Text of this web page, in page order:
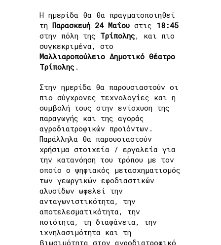
Η ημερίδα θα θα πραγματοποιηθεί
τη Παρασκευή 24 Μαΐου στις 18:45
στην πόλη της Τρίπολης, και πιο
συγκεκριμένα, στο
Μαλλιαροπούλειο Δημοτικό Θέατρο
Τρίπολης .
Στην ημερίδα θα παρουσιαστούν οι
πιο σύγχρονες τεχνολογίες και η
συμβολή τους στην ενίσχυση της
παραγωγής και της αγοράς
αγροδιατροφικών προϊόντων.
Παράλληλα θα παρουσιαστούν
χρήσιμα στοιχεία / εργαλεία για
την κατανόηση του τρόπου με τον
οποίο ο ψηφιακός μετασχηματισμός
των γεωργικών εφοδιαστικών
αλυσίδων ωφελεί την
ανταγωνιστικότητα, την
αποτελεσματικότητα, την
ποιότητα, τη διαφάνεια, την
ιχνηλασιμότητα και τη
βιωσιμότητα στον αγροδιατροφικό